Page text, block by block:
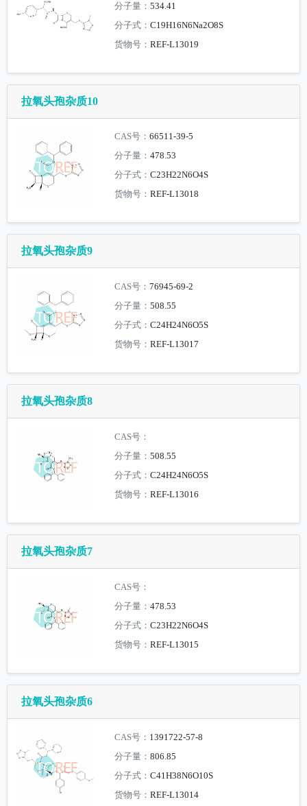
分子量：534.41
分子式：C19H16N6Na2O8S
货物号：REF-L13019
拉氧头孢杂质10
CAS号：66511-39-5
分子量：478.53
分子式：C23H22N6O4S
货物号：REF-L13018
拉氧头孢杂质9
CAS号：76945-69-2
分子量：508.55
分子式：C24H24N6O5S
货物号：REF-L13017
拉氧头孢杂质8
CAS号：
分子量：508.55
分子式：C24H24N6O5S
货物号：REF-L13016
拉氧头孢杂质7
CAS号：
分子量：478.53
分子式：C23H22N6O4S
货物号：REF-L13015
拉氧头孢杂质6
CAS号： 1391722-57-8
分子量：806.85
分子式：C41H38N6O10S
货物号：REF-L13014